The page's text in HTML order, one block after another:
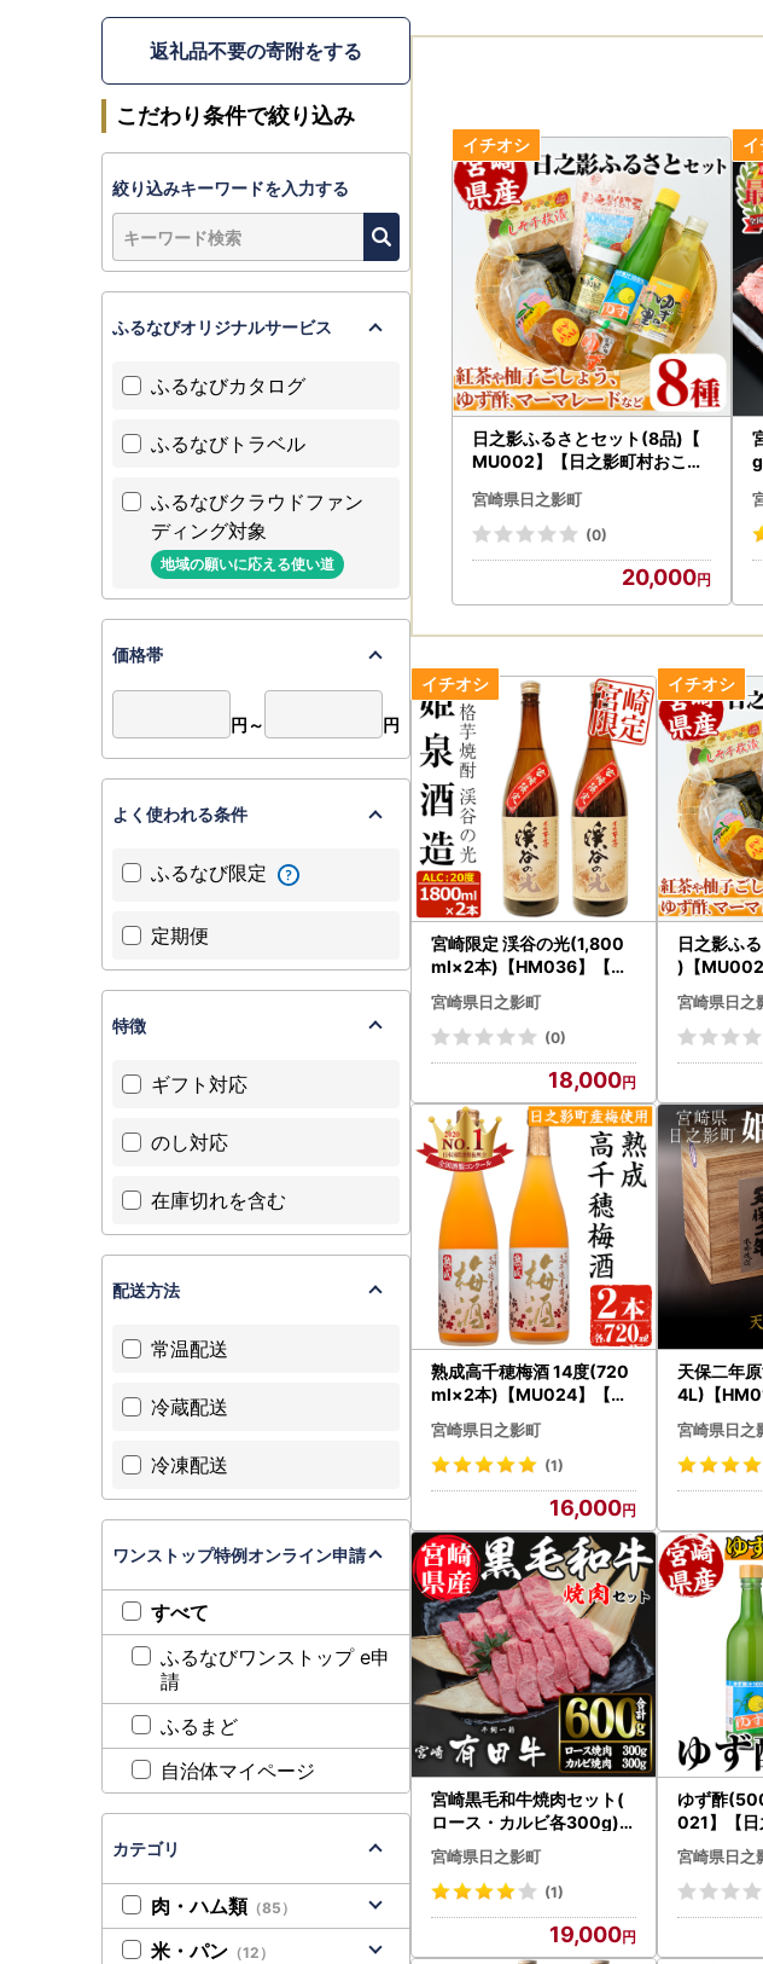
https://furunavi.jp/
https://furunavi.jp/
https://furunavi.jp/
＼日之影町を応援！／レビューを書い
▼レビューの書き方
マイページの寄附受付履歴より記入が
※レビューは、返礼品の配送状況に関わ
返礼品が到着後、レビュー投稿をお願
▼宮崎県日之影町 寄附者からの応援メ
https://furunavi.jp/
日之影ふるさとセット(8品)【
MU002】【日之影町村おこし
宮崎県日之影町
(0)
20,000
宮崎限定 渓谷の光(1,800
ml×2本)【HM036】【姫
泉酒造合資会社】
宮崎県日之影町
(0)
18,000
日之影ふ
)【MU002
おこし総
宮崎県日之
熟成高千穂梅酒 14度(720
ml×2本)【MU024】【日
之影町村おこし総合産業(
株)】
宮崎県日之影町
(1)
16,000
天保二年
4L)【
合資会社】
宮崎県日之
宮崎黒毛和牛焼肉セット(
ロース・カルビ各300g)【
AR005】【(有)有田牧畜
産業 食肉加工センター】
宮崎県日之影町
(1)
19,000
ゆず酢
021】【日
総合産業(
宮崎県日之
返礼品不要の寄附をする
こだわり条件で絞り込み
絞り込みキーワードを入力する
ふるなびオリジナルサービス
ふるなびカタログ
ふるなびトラベル
ふるなびクラウドファン
ディング対象
地域の願いに応える使い道
価格帯
円～ 円
よく使われる条件
ふるなび限定
定期便
特徴
ギフト対応
のし対応
在庫切れを含む
配送方法
常温配送
冷蔵配送
冷凍配送
ワンストップ特例オンライン申請
すべて
ふるなびワンストップ e申
請
ふるまど
自治体マイページ
カテゴリ
肉・ハム類 （85）
米・パン （12）